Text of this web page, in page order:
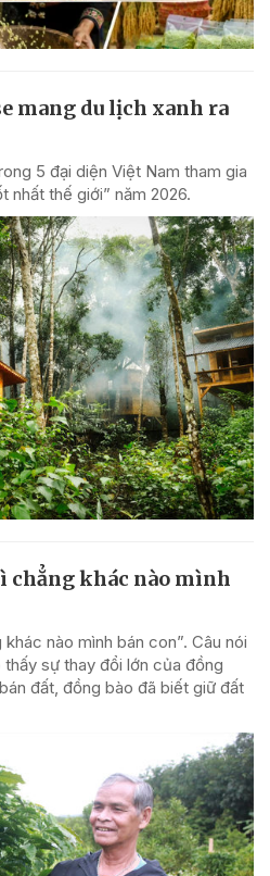
mang du lịch xanh ra
5 đại diện Việt Nam tham gia
nhất thế giới” năm 2026.
chẳng khác nào mình
nào mình bán con”. Câu nói
sự thay đổi lớn của đồng
đất, đồng bào đã biết giữ đất